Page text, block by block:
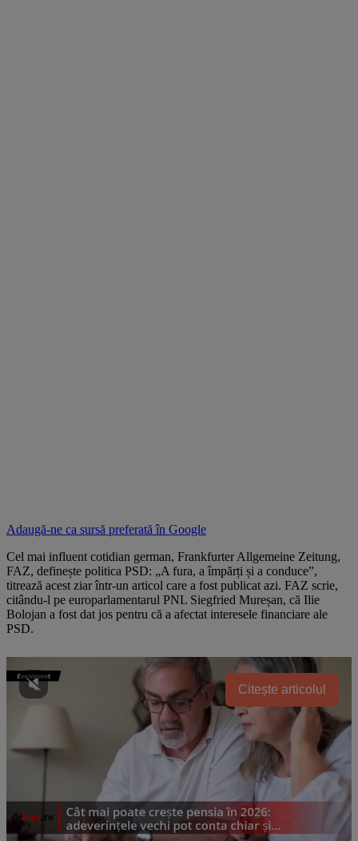
Adaugă-ne ca sursă preferată în Google
Cel mai influent cotidian german, Frankfurter Allgemeine Zeitung,
FAZ, definește politica PSD: „A fura, a împărți și a conduce”,
titrează acest ziar într-un articol care a fost publicat azi. FAZ scrie,
citându-l pe europarlamentarul PNL Siegfried Mureșan, că Ilie
Bolojan a fost dat jos pentru că a afectat interesele financiare ale
PSD.
Citește articolul